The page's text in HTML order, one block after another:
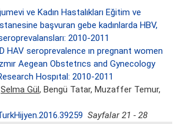
ve Kadın Hastalıkları Eğitim ve
başvuran gebe kadınlarda HBV,
2010-2011
HAV seroprevalence ın pregnant women
Aegean Obstetrıcs and Gynecology
Hospıtal: 2010-2011
Selma Gül, Bengü Tatar, Muzaffer Temur,
Sayfalar 21 - 28